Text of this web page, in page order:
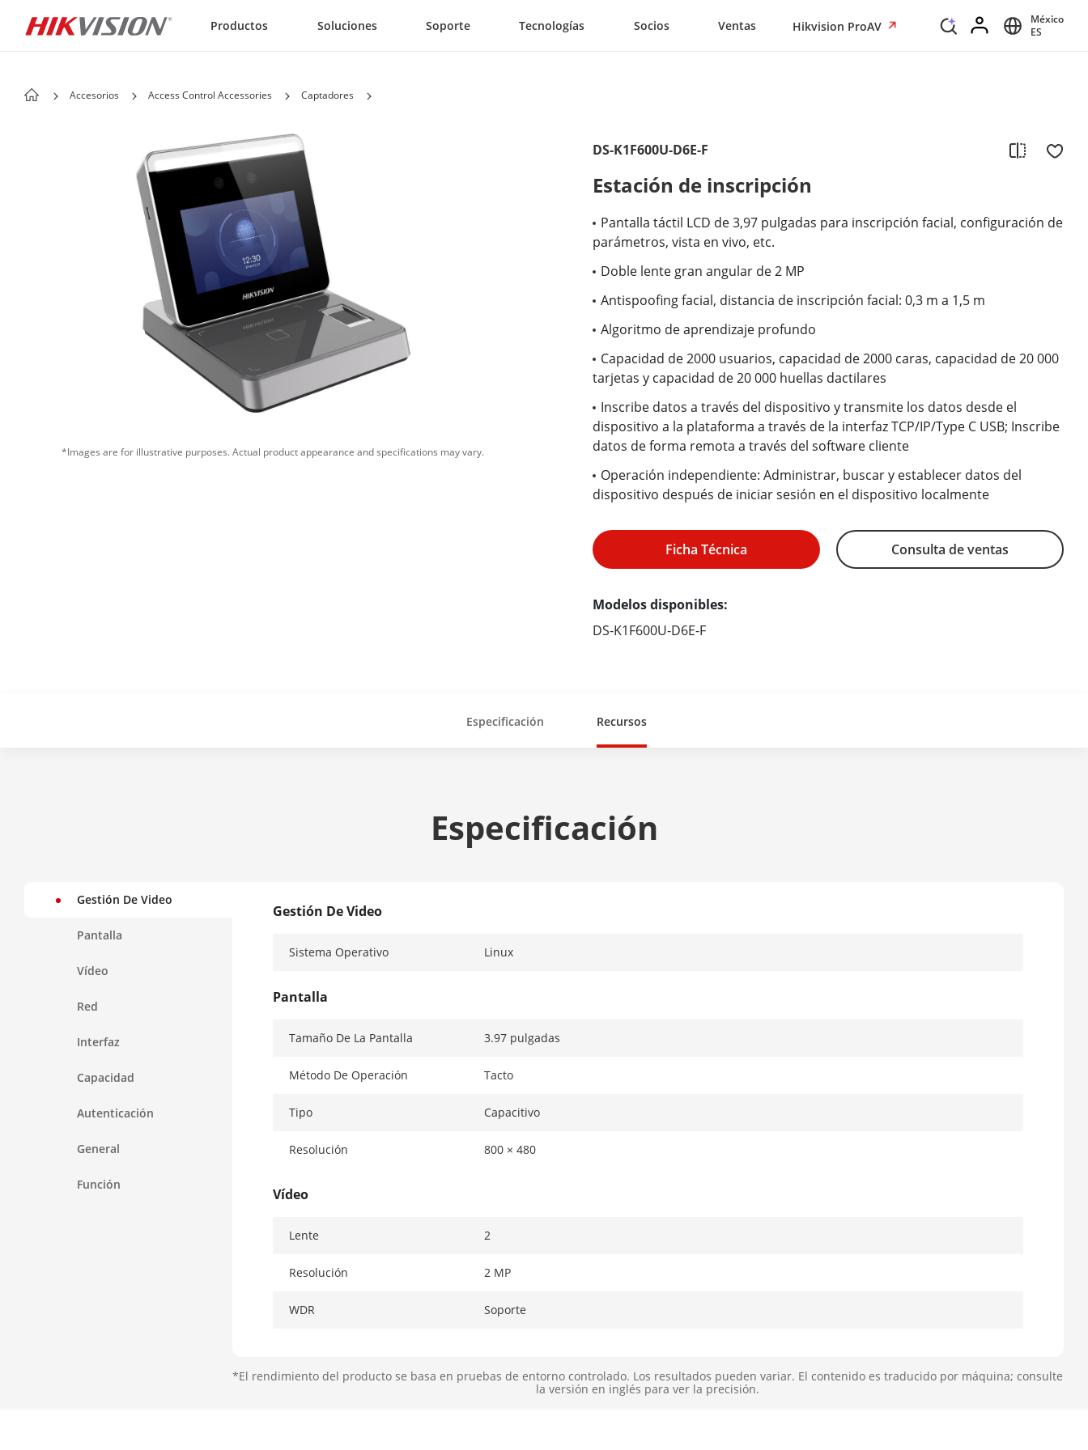
Productos Soluciones Soporte Tecnologías Socios Ventas Hikvision ProAV
México
ES
Accesorios Access Control Accessories Captadores
*Images are for illustrative purposes. Actual product appearance and specifications may vary.
DS-K1F600U-D6E-F
Estación de inscripción
Pantalla táctil LCD de 3,97 pulgadas para inscripción facial, configuración de
parámetros, vista en vivo, etc.
Doble lente gran angular de 2 MP
Antispoofing facial, distancia de inscripción facial: 0,3 m a 1,5 m
Algoritmo de aprendizaje profundo
Capacidad de 2000 usuarios, capacidad de 2000 caras, capacidad de 20 000
tarjetas y capacidad de 20 000 huellas dactilares
Inscribe datos a través del dispositivo y transmite los datos desde el
dispositivo a la plataforma a través de la interfaz TCP/IP/Type C USB; Inscribe
datos de forma remota a través del software cliente
Operación independiente: Administrar, buscar y establecer datos del
dispositivo después de iniciar sesión en el dispositivo localmente
Ficha Técnica Consulta de ventas
Modelos disponibles:
DS-K1F600U-D6E-F
Especificación Recursos
Especificación
Gestión De Video
Pantalla
Vídeo
Red
Interfaz
Capacidad
Autenticación
General
Función
Gestión De Video
Sistema Operativo Linux
Pantalla
Tamaño De La Pantalla 3.97 pulgadas
Método De Operación Tacto
Tipo Capacitivo
Resolución 800 × 480
Vídeo
Lente 2
Resolución 2 MP
WDR Soporte
*El rendimiento del producto se basa en pruebas de entorno controlado. Los resultados pueden variar. El contenido es traducido por máquina; consulte
la versión en inglés para ver la precisión.